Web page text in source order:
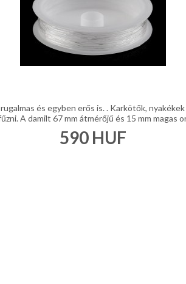
és egyben erős is. . Karkötők,
A damilt 67 mm átmérőjű és 15 mm magas
590HUF